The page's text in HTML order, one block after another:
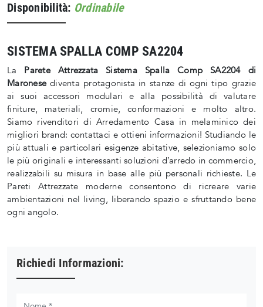
Disponibilità: Ordinabile
SISTEMA SPALLA COMP SA2204
La Parete Attrezzata Sistema Spalla Comp SA2204 di
Maronesediventa protagonista in stanze di ogni tipo grazie
ai suoi accessori modulari e alla possibilità di valutare
finiture, materiali, cromie, conformazioni e molto altro.
Siamo rivenditori di Arredamento Casa in melaminico dei
migliori brand: contattaci e ottieni informazioni! Studiando le
più attuali e particolari esigenze abitative, selezioniamo solo
le più originali e interessanti soluzioni d’arredo in commercio,
realizzabili su misura in base alle più personali richieste. Le
Pareti Attrezzate moderne consentono di ricreare varie
ambientazioni nel living, liberando spazio e sfruttando bene
ogni angolo.
Richiedi Informazioni: